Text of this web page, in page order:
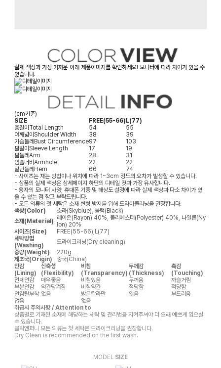
실제 색상과 가장 가까운 아래 제품이미지를 확인하세요! 모니터에 따라 차이가 있을 수
있습니다.
(cm기준)
SIZE
FREE(55-66) L(77)
총길이 Total Length 54
55
어깨넓이 Shoulder Width 38
39
가슴둘레 Bust Circumference97
103
팔길이 Sleeve Length 17
19
팔둘레 Arm 28
31
암홀너비 Armhole 22
22
밑단둘레 Hem 66
74
- 사이즈는 재는 방법이나 위치에 따라 1~3cm 정도의 오차가 발생할 수 있습니다.
- 상품의 실제 색상은 상세페이지 하단의 디테일 컷과 가장 유사합니다.
- 용자의 모니터 사양, 휴대폰 기종 및 해상도 설정에 따라 실제 색상과 다소 차이가 있
을 수 있는 점 참고 부탁드립니다.
- 모든 의류의 첫 세탁은 소재 변형 방지를 위해 드라이클리닝을 권장합니다.
색상(Color)
소라(Skyblue), 블랙(Black)
소재(Material) 레이온(Rayon) 40%, 폴리에스터(Polyester) 40%, 나일론(Ny
lon) 20%
사이즈(Size)
FREE(55-66),L(77)
세탁방법
(Washing)
드라이크리닝(Dry cleaning)
중량(Weight)
220g
제조국(Origin)
중국(China)
안감
(Lining)
신축성
(Flexibility)
비침
(Transparency)
두께감
(Thickness)
촉감
(Touching)
전체안감
매우좋음 비침있음 두꺼움
까슬거림
부분안감
약간당겨짐 비침약간 적당함
적당함
안감탈부착 없음 밝은칼라만 얇음
부드러움
없음
없음
취급시 주의사항 / Attention to
상품별로 기재된 소재에 해당하는 세탁 및 관리법을 지켜주셔야 더 오래 예쁘게 입으실
수 있습니다.
클릭앤퍼니 모든 의류는 첫 세탁은 드라이크리닝을 권장합니다.
Dry Clean is recommended on the first wash.
MODEL SIZE